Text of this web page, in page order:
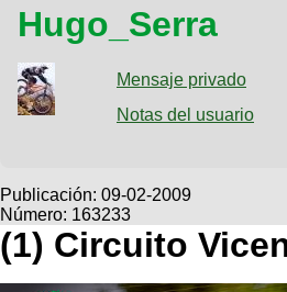
tu foto
Galeria
XC
Viajes
Descenso
Dirt
SUBÃ
tu
Buscar
Ultimos
Fotos
BicicleterÃ­
as
Bicicletas
Tandem
Videos
Cicloturismo
Hugo_Serra
Mensaje privado
Notas del usuario
Publicación: 09-02-2009
Número: 163233
(1) Circuito